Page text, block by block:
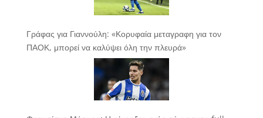
Γράφας για Γιαννούλη: «Κορυφαία μεταγραφη για τον
ΠΑΟΚ, μπορεί να καλύψει όλη την πλευρά»